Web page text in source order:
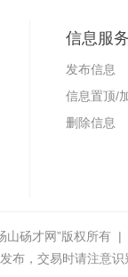
信息服务
发布信息
信息置顶/
删除信息
山砀才网”版权所有 |
布，交易时请注意